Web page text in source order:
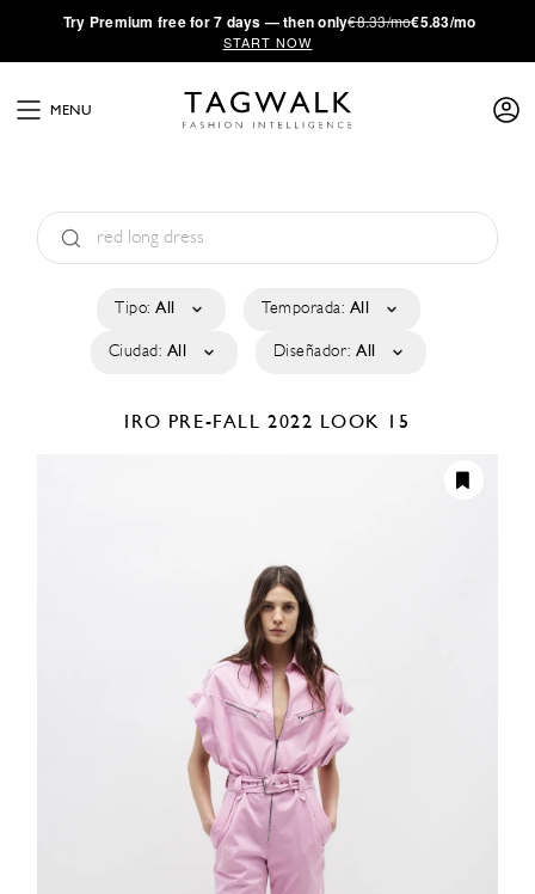
·Try Premium free for 7 days — then only€8.33/mo€5.83/mo
START NOW
MENU
Tipo: All Temporada: All
Ciudad: All Diseñador: All
IRO PRE-FALL 2022 LOOK 15